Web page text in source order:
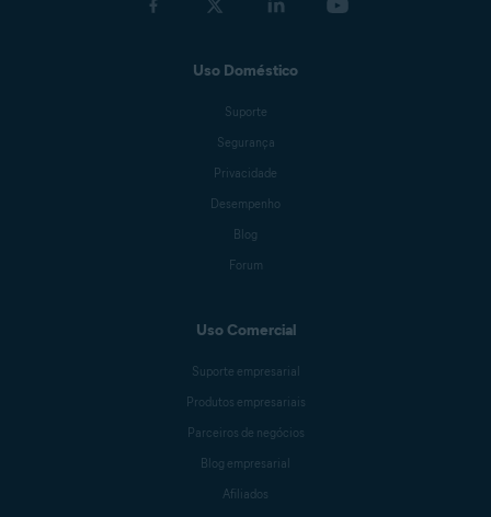
Uso Doméstico
Suporte
Segurança
Privacidade
Desempenho
Blog
Forum
Uso Comercial
Suporte empresarial
Produtos empresariais
Parceiros de negócios
Blog empresarial
Afiliados